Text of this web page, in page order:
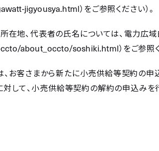
jigyousya.html）をご参照ください）。
地、代表者の氏名については、電力広
about_occto/soshiki.html）をご参照
お客さまから新たに小売供給等契約の
して、小売供給等契約の解約の申込みを